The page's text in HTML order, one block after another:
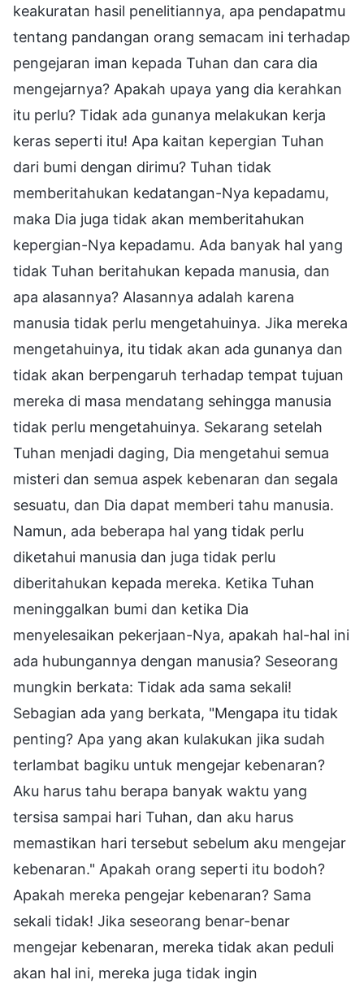
keakuratan hasil penelitiannya, apa pendapatmu
tentang pandangan orang semacam ini terhadap
pengejaran iman kepada Tuhan dan cara dia
mengejarnya? Apakah upaya yang dia kerahkan
itu perlu? Tidak ada gunanya melakukan kerja
keras seperti itu! Apa kaitan kepergian Tuhan
dari bumi dengan dirimu? Tuhan tidak
memberitahukan kedatangan-Nya kepadamu,
maka Dia juga tidak akan memberitahukan
kepergian-Nya kepadamu. Ada banyak hal yang
tidak Tuhan beritahukan kepada manusia, dan
apa alasannya? Alasannya adalah karena
manusia tidak perlu mengetahuinya. Jika mereka
mengetahuinya, itu tidak akan ada gunanya dan
tidak akan berpengaruh terhadap tempat tujuan
mereka di masa mendatang sehingga manusia
tidak perlu mengetahuinya. Sekarang setelah
Tuhan menjadi daging, Dia mengetahui semua
misteri dan semua aspek kebenaran dan segala
sesuatu, dan Dia dapat memberi tahu manusia.
Namun, ada beberapa hal yang tidak perlu
diketahui manusia dan juga tidak perlu
diberitahukan kepada mereka. Ketika Tuhan
meninggalkan bumi dan ketika Dia
menyelesaikan pekerjaan-Nya, apakah hal-hal ini
ada hubungannya dengan manusia? Seseorang
mungkin berkata: Tidak ada sama sekali!
Sebagian ada yang berkata, "Mengapa itu tidak
penting? Apa yang akan kulakukan jika sudah
terlambat bagiku untuk mengejar kebenaran?
Aku harus tahu berapa banyak waktu yang
tersisa sampai hari Tuhan, dan aku harus
memastikan hari tersebut sebelum aku mengejar
kebenaran." Apakah orang seperti itu bodoh?
Apakah mereka pengejar kebenaran? Sama
sekali tidak! Jika seseorang benar-benar
mengejar kebenaran, mereka tidak akan peduli
akan hal ini, mereka juga tidak ingin